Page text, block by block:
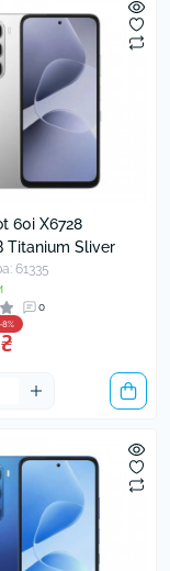
60i X6728
Titanium Sliver
61335
0
-8%